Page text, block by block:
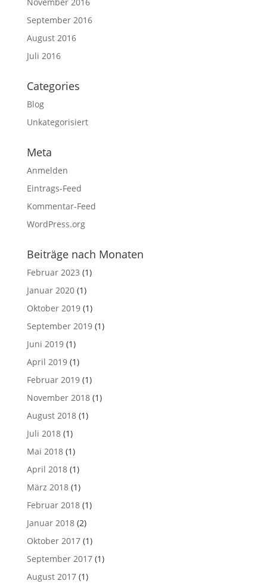
November 2016
September 2016
August 2016
Juli 2016
Categories
Blog
Unkategorisiert
Meta
Anmelden
Eintrags-Feed
Kommentar-Feed
WordPress.org
Beiträge nach Monaten
Februar 2023 (1)
Januar 2020(1)
Oktober 2019(1)
September 2019(1)
Juni 2019(1)
April 2019(1)
Februar 2019(1)
November 2018(1)
August 2018(1)
Juli 2018(1)
Mai 2018(1)
April 2018(1)
März 2018(1)
Februar 2018(1)
Januar 2018(2)
Oktober 2017(1)
September 2017(1)
August 2017(1)